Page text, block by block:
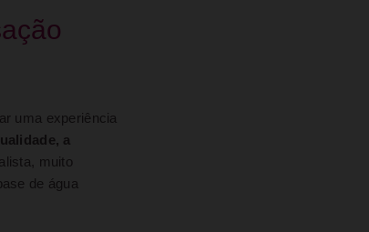
uma experiência
a
muito
de água